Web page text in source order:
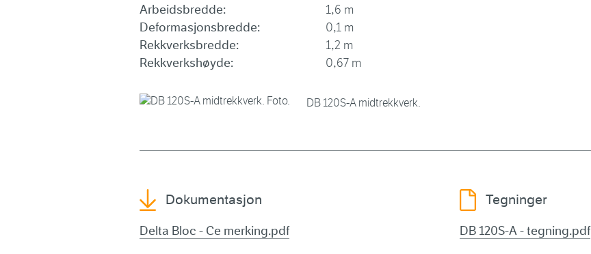
Arbeidsbredde:
1,6 m
Deformasjonsbredde:
0,1 m
Rekkverksbredde:
1,2 m
Rekkverkshøyde:
0,67 m
DB 120S-A midtrekkverk.
Dokumentasjon
Delta Bloc - Ce merking.pdf
Tegninger
DB 120S-A - tegning.pdf